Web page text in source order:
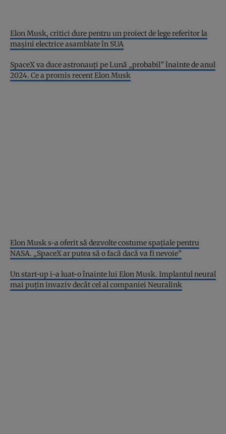
Elon Musk, critici dure pentru un proiect de lege referitor la
mașini electrice asamblate în SUA
SpaceX va duce astronauți pe Lună „probabil” înainte de anul
2024. Ce a promis recent Elon Musk
Elon Musk s-a oferit să dezvolte costume spațiale pentru
NASA. „SpaceX ar putea să o facă dacă va fi nevoie”
Un start-up i-a luat-o înainte lui Elon Musk. Implantul neural
mai puțin invaziv decât cel al companiei Neuralink